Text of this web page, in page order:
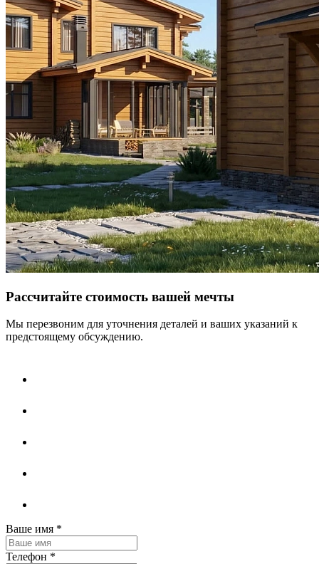
Рассчитайте стоимость вашей мечты
Мы перезвоним для уточнения деталей и ваших указаний к
предстоящему обсуждению.
Ваше имя *
Телефон *